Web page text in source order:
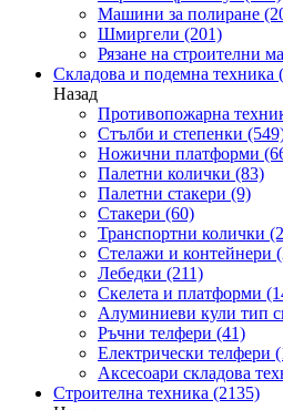
Машини за полиране
Шмиргели (201)
Рязане на строителни
Складова и подемна техника
Назад
Противопожарна
Стълби и степенки
Ножични платформи
Палетни колички (83)
Палетни стакери (9)
Стакери (60)
Транспортни колички
Стелажи и контейнери
Лебедки (211)
Скелета и платформи
Алуминиеви кули тип
Ръчни телфери (41)
Електрически телфери
Аксесоари складова
Строителна техника (2135)